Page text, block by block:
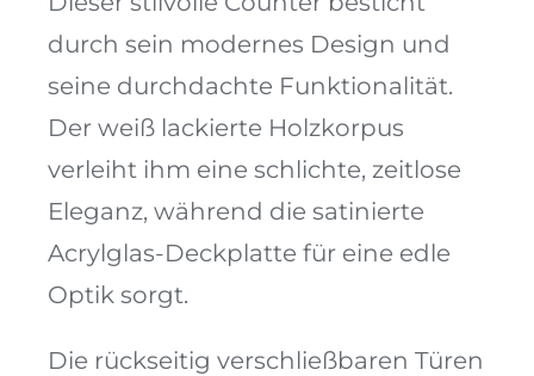
durch sein modernes Design und
seine durchdachte Funktionalität.
Der weiß lackierte Holzkorpus
verleiht ihm eine schlichte, zeitlose
Eleganz, während die satinierte
Acrylglas-Deckplatte für eine edle
Optik sorgt.
Die rückseitig verschließbaren Türen